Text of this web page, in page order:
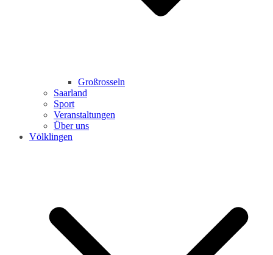
Großrosseln
Saarland
Sport
Veranstaltungen
Über uns
Völklingen